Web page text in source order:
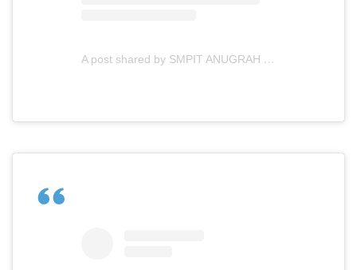
A post shared by SMPIT ANUGRAH INSANI (@smpitanugerahinsani)